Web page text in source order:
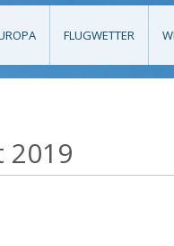
FLUGWETTER
2019